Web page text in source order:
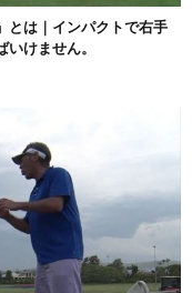
とは｜インパクトで右手
けません。